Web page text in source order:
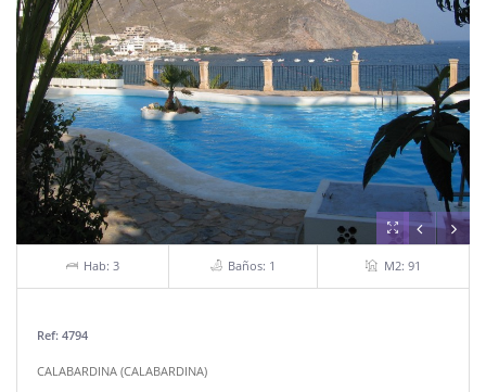
Hab: 3 Baños: 1 M2: 91
Ref: 4794
CALABARDINA (CALABARDINA)